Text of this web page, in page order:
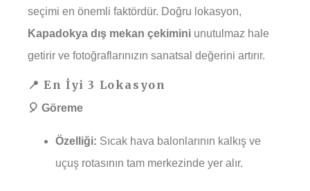
seçimi en önemli faktördür. Doğru lokasyon,
Kapadokya dış mekan çekimini unutulmaz hale
getirir ve fotoğraflarınızın sanatsal değerini artırır.
📍 En İyi 3 Lokasyon
🎈 Göreme
Özelliği: Sıcak hava balonlarının kalkış ve
uçuş rotasının tam merkezinde yer alır.